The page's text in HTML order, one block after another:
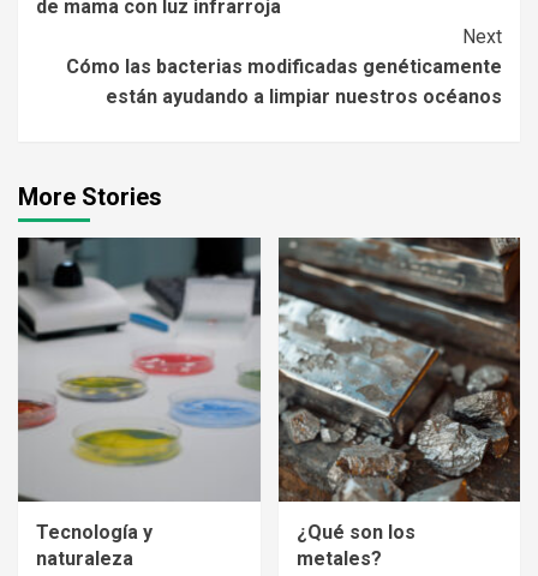
de mama con luz infrarroja
Next
Cómo las bacterias modificadas genéticamente
están ayudando a limpiar nuestros océanos
More Stories
Tecnología y
naturaleza
¿Qué son los
metales?